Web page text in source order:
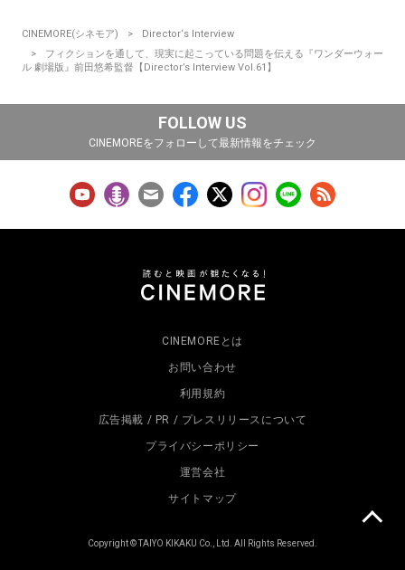
CINEMORE(シネモア)
Director‘s Interview
フィクションを通して、現実に起こっている問題を伝える『ワンダーウォー
ル 劇場版』前田悠希監督【Director’s Interview Vol.61】
FOLLOW US
CINEMOREをフォローして最新情報をチェック
CINEMOREとは
お問い合わせ
利用規約
広告掲載 / PR / プレスリリースについて
プライバシーポリシー
運営会社
サイトマップ
Copyright © TAIYO KIKAKU Co., Ltd. All Rights Reserved.